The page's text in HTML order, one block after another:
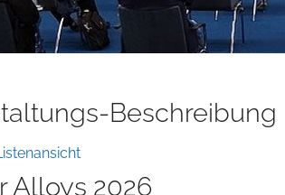
Beschreibung
Alloys 2026